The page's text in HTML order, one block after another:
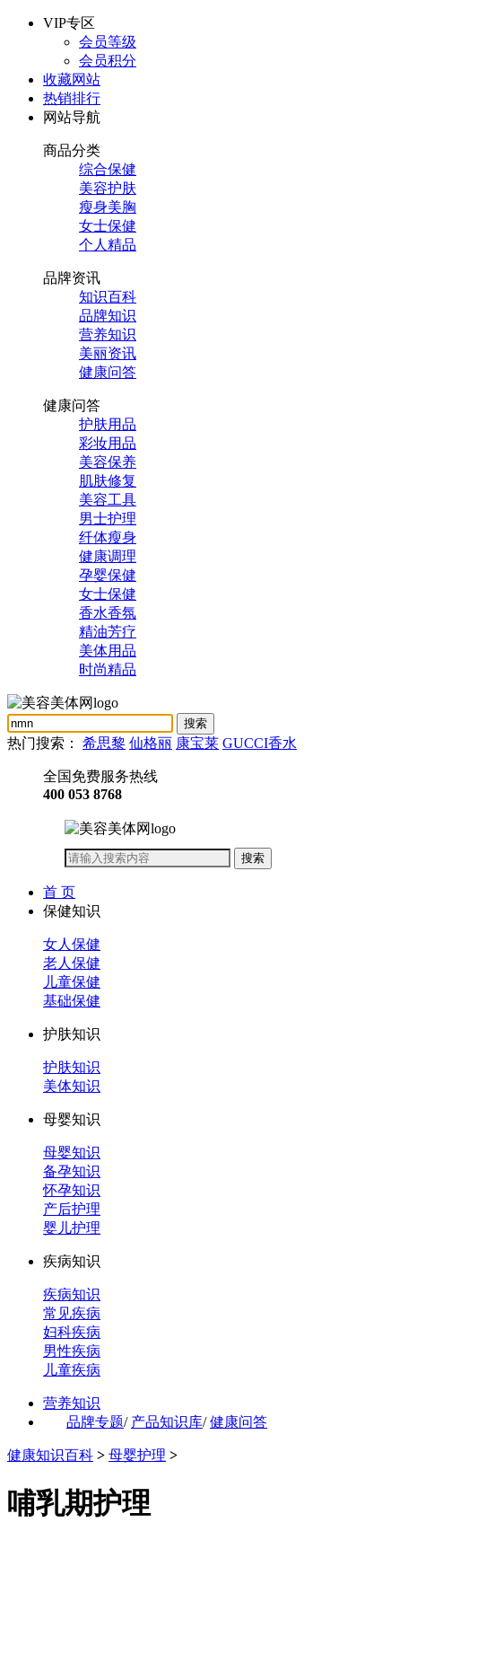
VIP专区
会员等级
会员积分
收藏网站
热销排行
网站导航
商品分类
综合保健
美容护肤
瘦身美胸
女士保健
个人精品
品牌资讯
知识百科
品牌知识
营养知识
美丽资讯
健康问答
健康问答
护肤用品
彩妆用品
美容保养
肌肤修复
美容工具
男士护理
纤体瘦身
健康调理
孕婴保健
女士保健
香水香氛
精油芳疗
美体用品
时尚精品
热门搜索： 希思黎 仙格丽 康宝莱 GUCCI香水
全国免费服务热线
400 053 8768
首 页
保健知识
女人保健
老人保健
儿童保健
基础保健
护肤知识
护肤知识
美体知识
母婴知识
母婴知识
备孕知识
怀孕知识
产后护理
婴儿护理
疾病知识
疾病知识
常见疾病
妇科疾病
男性疾病
儿童疾病
营养知识
品牌专题/ 产品知识库/ 健康问答
健康知识百科 > 母婴护理 >
哺乳期护理